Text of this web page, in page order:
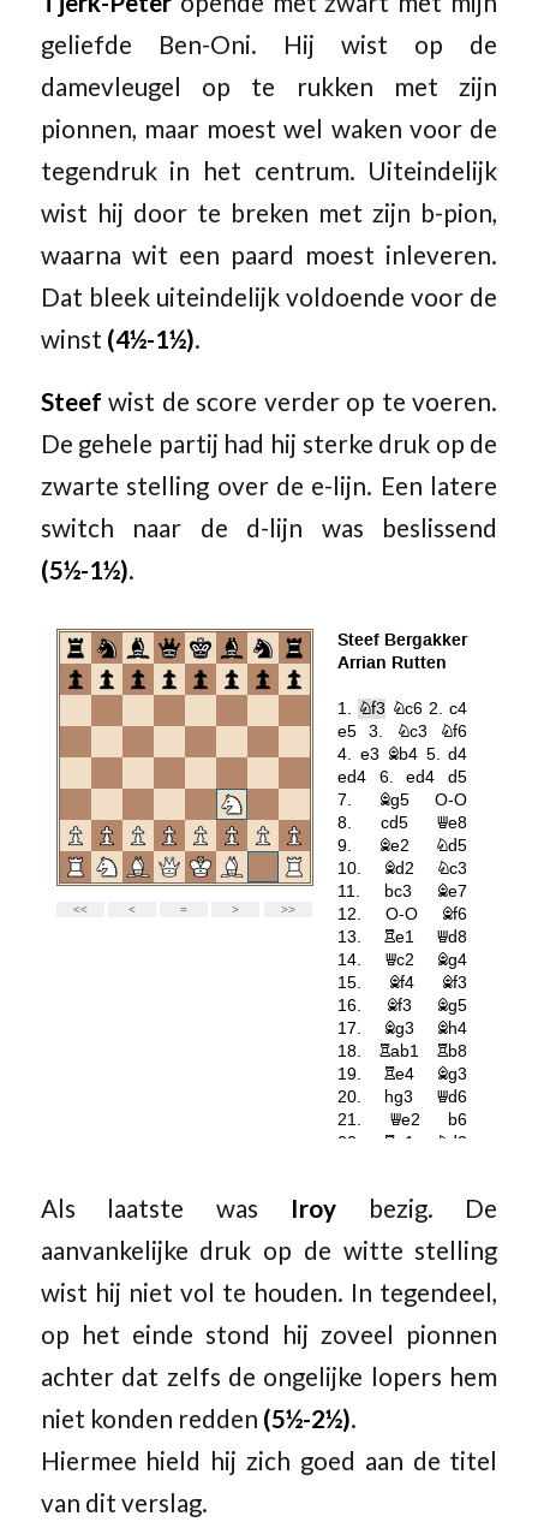
geliefde Ben-Oni. Hij wist op de
damevleugel op te rukken met zijn
pionnen, maar moest wel waken voor de
tegendruk in het centrum. Uiteindelijk
wist hij door te breken met zijn b-pion,
waarna wit een paard moest inleveren.
Dat bleek uiteindelijk voldoende voor de
winst (4½-1½).
Steef wist de score verder op te voeren.
De gehele partij had hij sterke druk op de
zwarte stelling over de e-lijn. Een latere
switch naar de d-lijn was beslissend
(5½-1½).
Als laatste was Iroybezig. De
aanvankelijke druk op de witte stelling
wist hij niet vol te houden. In tegendeel,
op het einde stond hij zoveel pionnen
achter dat zelfs de ongelijke lopers hem
niet konden redden (5½-2½).
Hiermee hield hij zich goed aan de titel
van dit verslag.